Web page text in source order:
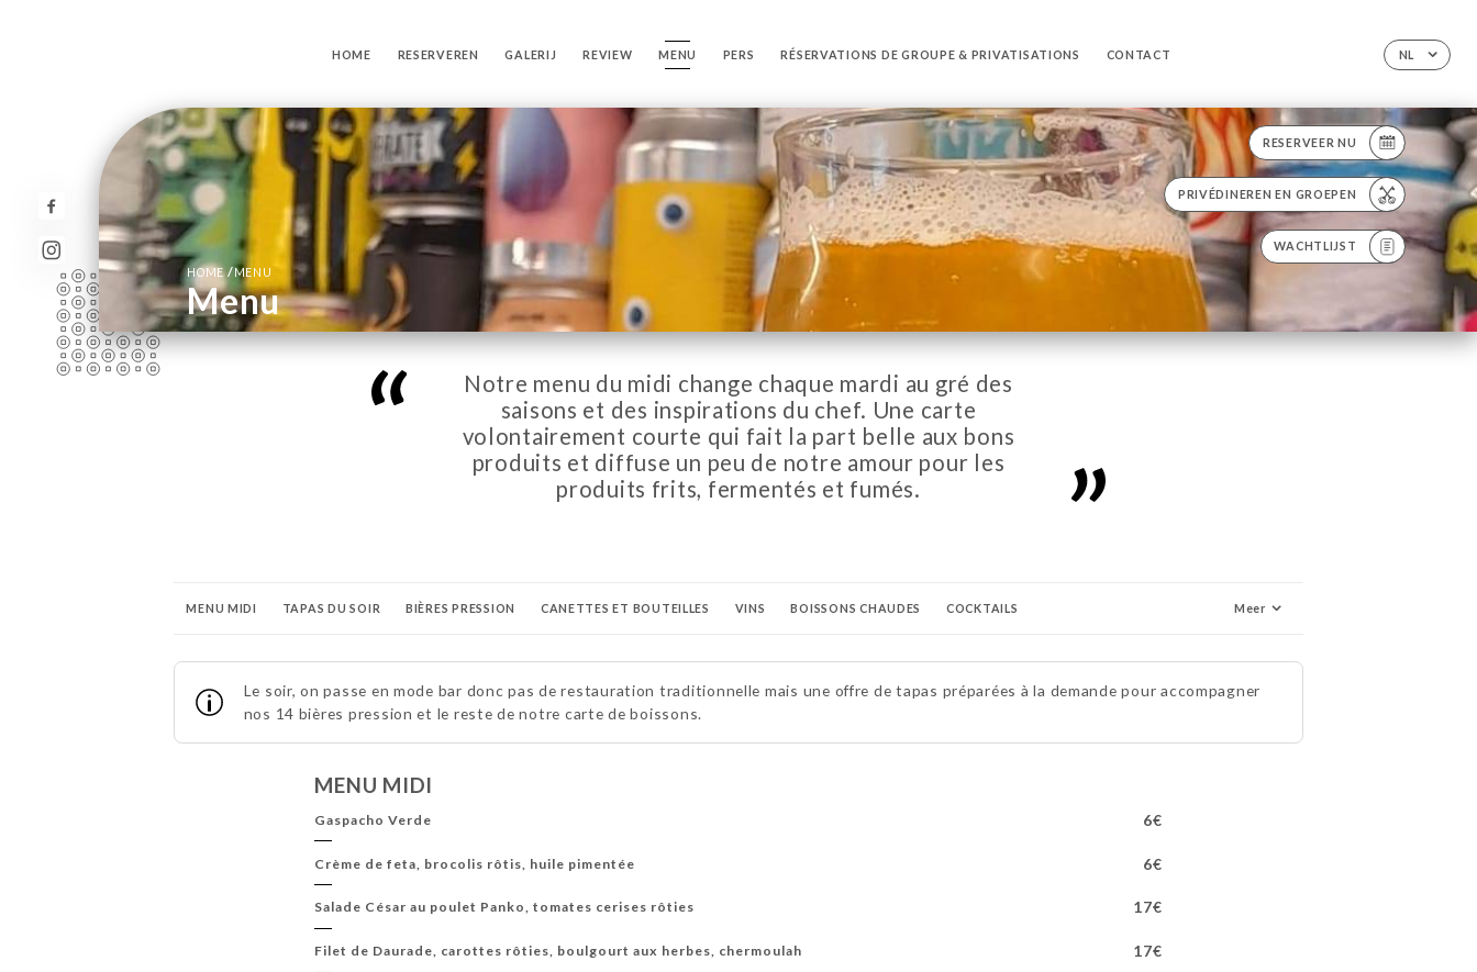
NL
HOME RESERVEREN GALERIJ REVIEW MENU PERS RÉSERVATIONS DE GROUPE & PRIVATISATIONS CONTACT
RESERVEER NU
PRIVÉDINEREN EN GROEPEN
WACHTLIJST
HOME/ MENU
Menu
Notre menu du midi change chaque mardi au gré des
saisons et des inspirations du chef. Une carte
volontairement courte qui fait la part belle aux bons
produits et diffuse un peu de notre amour pour les
produits frits, fermentés et fumés.
MENU MIDI TAPAS DU SOIR BIÈRES PRESSION CANETTES ET BOUTEILLES VINS BOISSONS CHAUDES COCKTAILS
BOISSONS SANS ALCOOL
Meer
Le soir, on passe en mode bar donc pas de restauration traditionnelle mais une offre de tapas préparées à la demande pour accompagner
nos 14 bières pression et le reste de notre carte de boissons.
MENU MIDI
Gaspacho Verde 6€
Crème de feta, brocolis rôtis, huile pimentée 6€
Salade César au poulet Panko, tomates cerises rôties 17€
Filet de Daurade, carottes rôties, boulgourt aux herbes, chermoulah 17€